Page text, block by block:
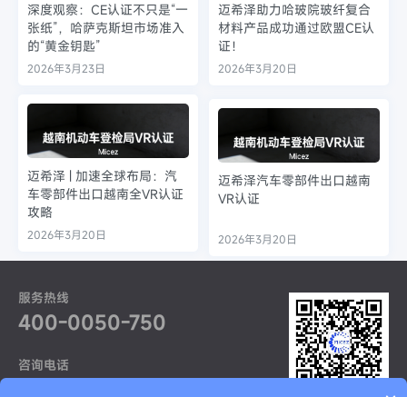
深度观察：CE认证不只是“一
张纸”，哈萨克斯坦市场准入
的“黄金钥匙”
2026年3月23日
迈希泽助力哈玻院玻纤复合
材料产品成功通过欧盟CE认
证！
2026年3月20日
迈希泽 | 加速全球布局：汽
车零部件出口越南全VR认证
攻略
2026年3月20日
迈希泽汽车零部件出口越南
VR认证
2026年3月20日
服务热线
400-0050-750
咨询电话